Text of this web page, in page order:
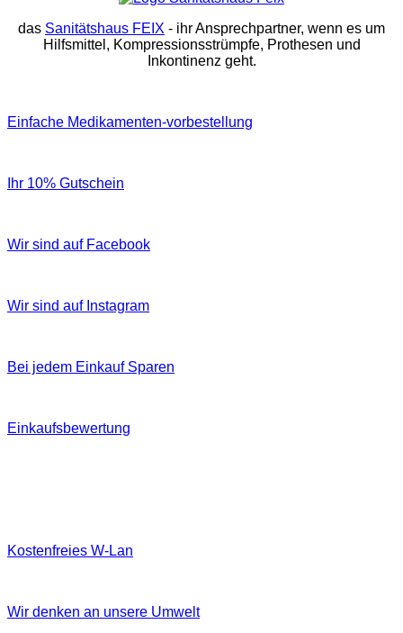
das Sanitätshaus FEIX - ihr Ansprechpartner, wenn es um
Hilfsmittel, Kompressionsstrümpfe, Prothesen und
Inkontinenz geht.
Einfache Medikamenten-vorbestellung
Ihr 10% Gutschein
Wir sind auf Facebook
Wir sind auf Instagram
Bei jedem Einkauf Sparen
Einkaufsbewertung
Kostenfreies W‐Lan
Wir denken an unsere Umwelt